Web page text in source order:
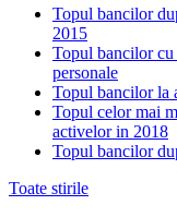
Topul bancilor
2015
Topul bancilor
personale
Topul bancilor la
Topul celor mai
activelor in 2018
Topul bancilor
Toate stirile